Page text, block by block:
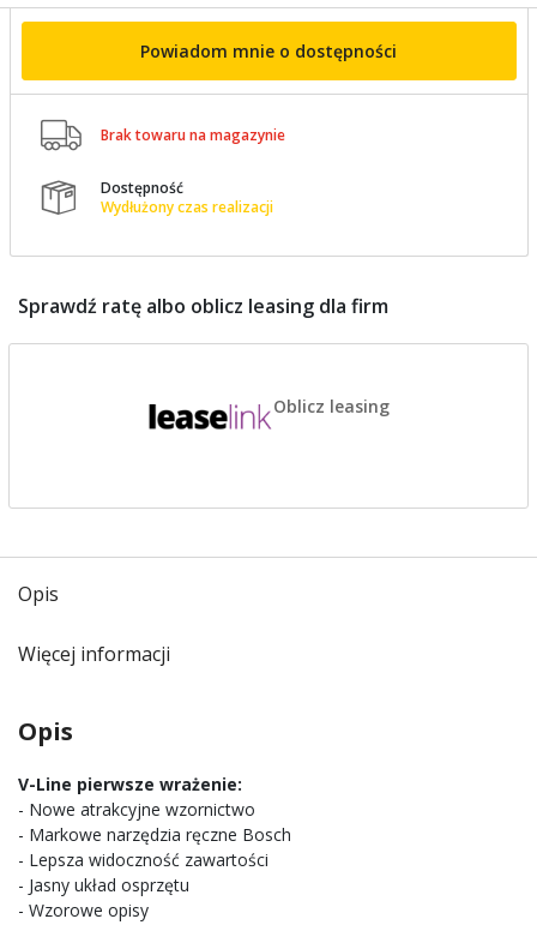
Powiadom mnie o dostępności
 Brak towaru na magazynie

Dostępność
Wydłużony czas realizacji
Sprawdź ratę albo oblicz leasing dla firm
Oblicz leasing
Opis
Więcej informacji
Opis
V-Line pierwsze wrażenie:
- Nowe atrakcyjne wzornictwo
- Markowe narzędzia ręczne Bosch
- Lepsza widoczność zawartości
- Jasny układ osprzętu
- Wzorowe opisy